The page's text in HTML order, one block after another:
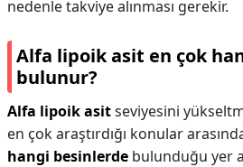
nedenle takviye alınması gerekir.
Alfa lipoik asit en çok
bulunur?
Alfa lipoik asitseviyesini
en çok araştırdığı konular
hangi besinlerde bulunduğu yer